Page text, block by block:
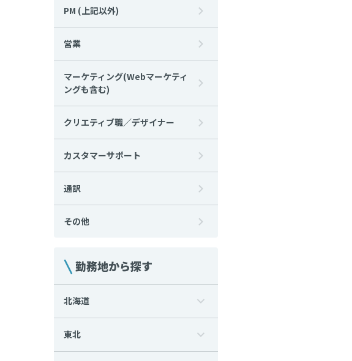
PM (上記以外)
営業
マーケティング(Webマーケティ
ングも含む)
クリエティブ職／デザイナー
カスタマーサポート
通訳
その他
勤務地から探す
北海道
東北